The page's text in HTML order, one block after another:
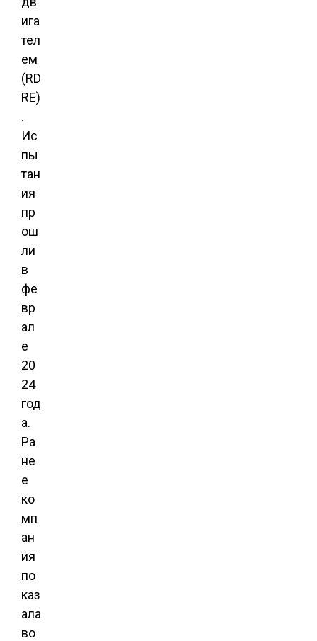
ига
тел
ем
(RD
RE)
.
Ис
пы
тан
ия
пр
ош
ли
в
фе
вр
ал
е
20
24
год
а.
Ра
не
е
ко
мп
ан
ия
по
каз
ала
во